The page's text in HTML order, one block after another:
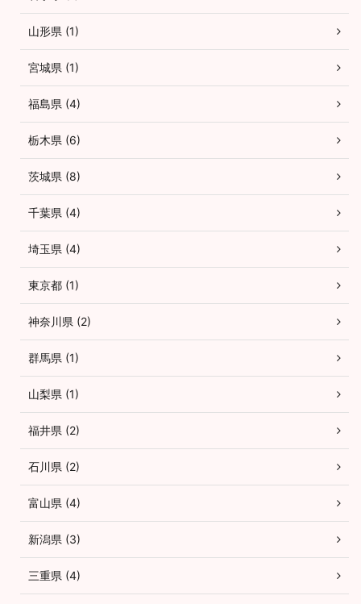
山形県 (1)
宮城県 (1)
福島県 (4)
栃木県 (6)
茨城県 (8)
千葉県 (4)
埼玉県 (4)
東京都 (1)
神奈川県 (2)
群馬県 (1)
山梨県 (1)
福井県 (2)
石川県 (2)
富山県 (4)
新潟県 (3)
三重県 (4)